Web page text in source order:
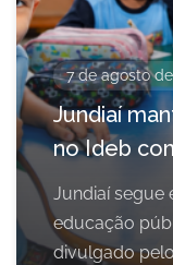
7 de agosto
Jundiaí
no Ideb
Jundiaí segue
educação
divulgado